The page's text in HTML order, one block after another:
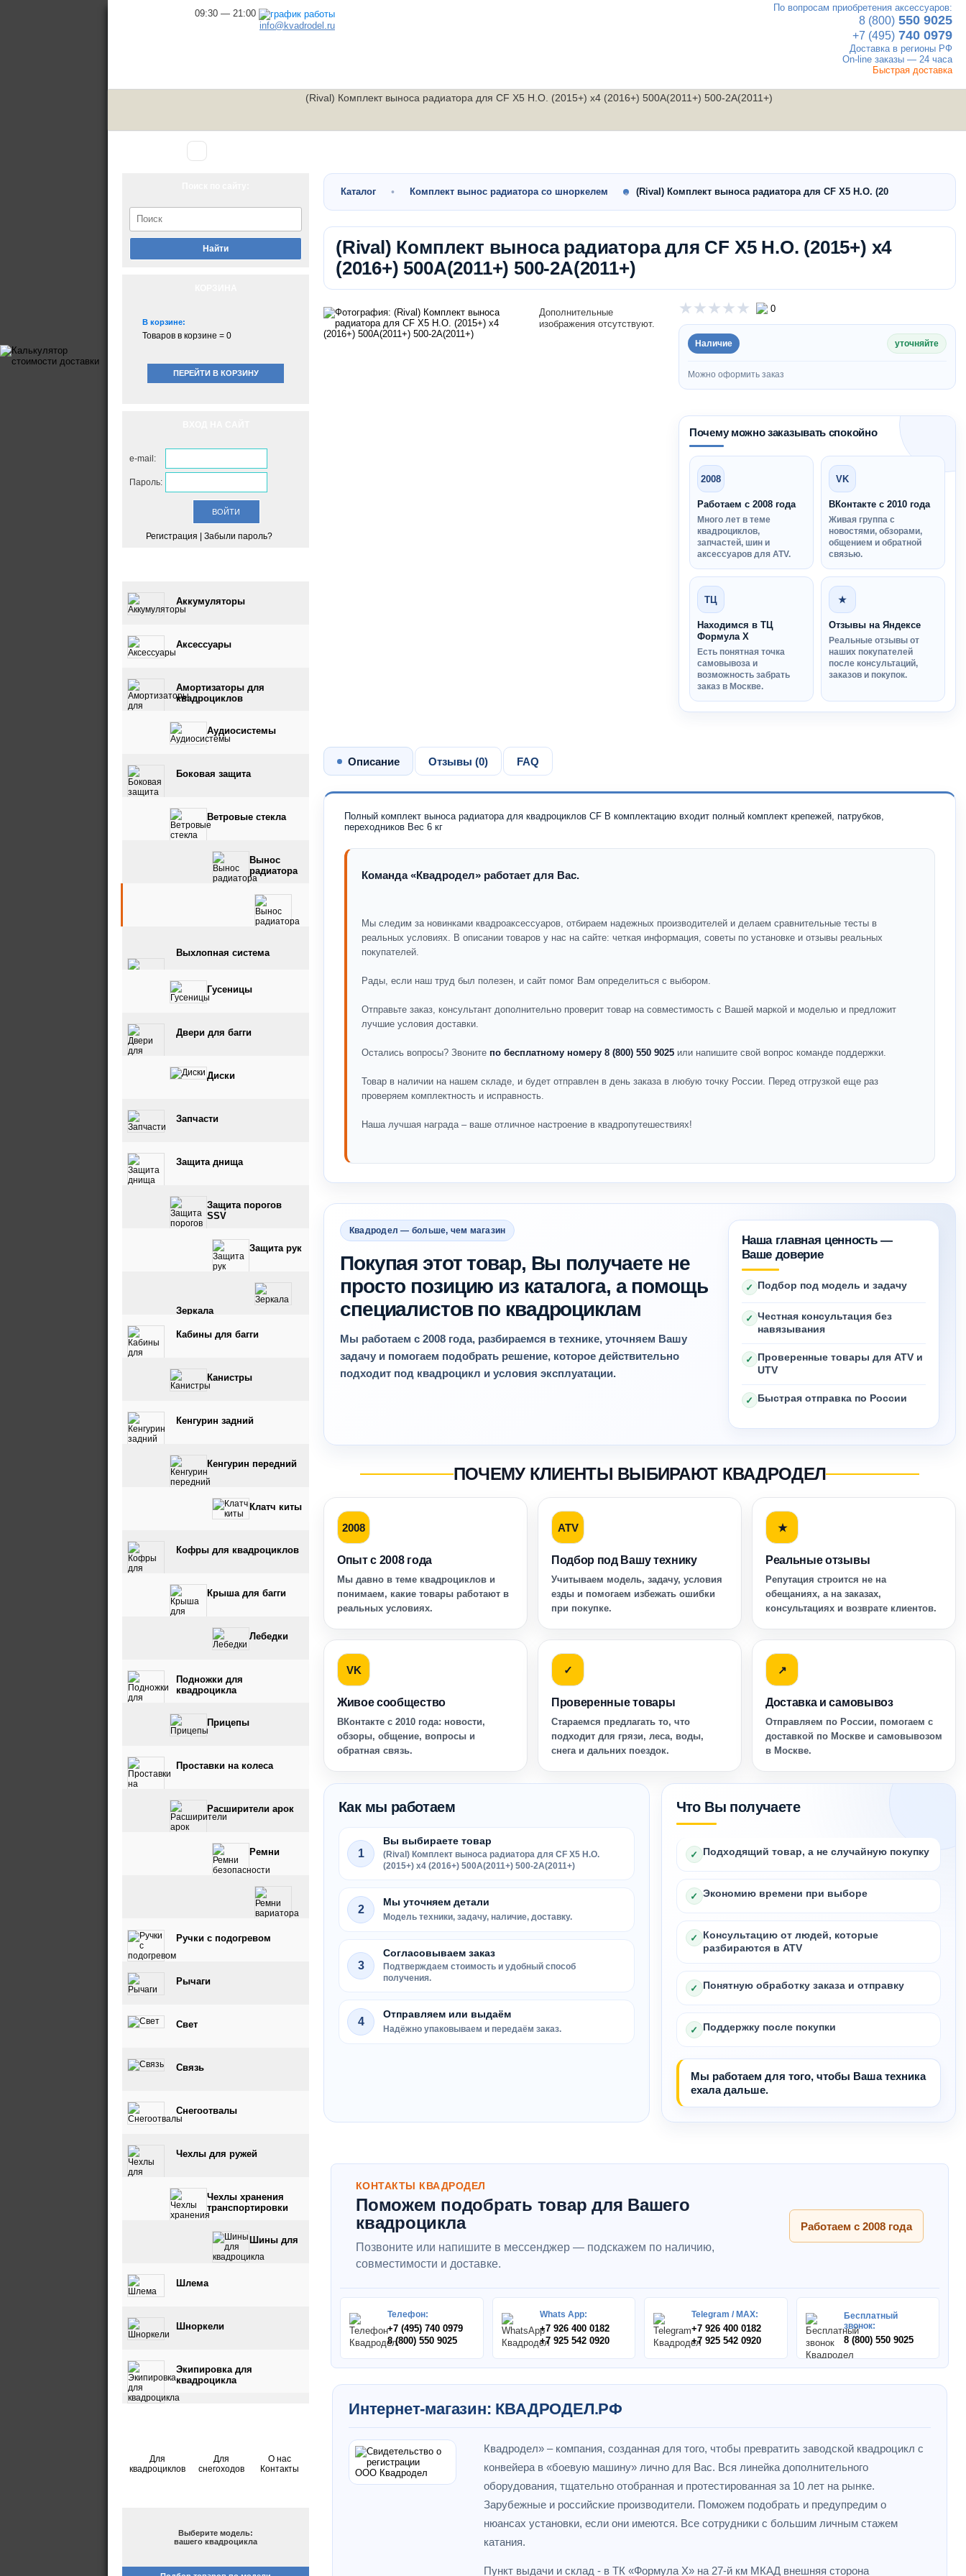
09:30 — 21:00
info@kvadrodel.ru
По вопросам приобретения аксессуаров:
8 (800) 550 9025
+7 (495) 740 0979
Доставка в регионы РФ
On-line заказы — 24 часа
Быстрая доставка
(Rival) Комплект выноса радиатора для CF X5 H.O. (2015+) x4 (2016+) 500A(2011+) 500-2A(2011+)
Найти
В корзине:
Товаров в корзине = 0
ПЕРЕЙТИ В КОРЗИНУ
e-mail:
Пароль:
Регистрация Забыли пароль?
Аккумуляторы
Аксессуары
Амортизаторы для
квадроциклов
Аудиосистемы
Боковая защита
Ветровые стекла
Вынос
радиатора
Вынос радиатора и
Выхлопная система
Гусеницы
Двери для багги
Диски
Запчасти
Защита днища
Защита порогов
SSV
Защита рук
Зеркала
Кабины для багги
Канистры
Кенгурин задний
Кенгурин передний
Клатч киты
Кофры для квадроциклов
Крыша для багги
Лебедки
Подножки для
квадроцикла
Прицепы
Проставки на колеса
Расширители арок
Ремни
Ручки с подогревом
Рычаги
Свет
Связь
Снегоотвалы
Чехлы для ружей
Чехлы хранения
транспортировки
Шины для
Шлема
Шноркели
Экипировка для
квадроцикла
Для
квадроциклов
Для
снегоходов
О нас
Контакты
Выберите модель:
вашего квадроцикла
Каталог Комплект вынос радиатора со шноркелем (Rival) Комплект выноса радиатора для CF X5 H.O. (2015+) x4 (2016+)
(Rival) Комплект выноса радиатора для CF X5 H.O. (2015+) x4
(2016+) 500A(2011+) 500-2A(2011+)
Дополнительные
изображения отсутствуют.
0
Наличие уточняйте
Можно оформить заказ
Почему можно заказывать спокойно
2008
Работаем с 2008 года
Много лет в теме
квадроциклов,
запчастей, шин и
аксессуаров для ATV.
VK
ВКонтакте с 2010 года
Живая группа с
новостями, обзорами,
общением и обратной
связью.
ТЦ
Находимся в ТЦ
Формула Х
Есть понятная точка
самовывоза и
возможность забрать
заказ в Москве.
★
Отзывы на Яндексе
Реальные отзывы от
наших покупателей
после консультаций,
заказов и покупок.
Описание Отзывы (0) FAQ
Полный комплект выноса радиатора для квадроциклов CF В комплектацию входит полный комплект крепежей, патрубков,
переходников Вес 6 кг
Команда «Квадродел» работает для Вас.
Мы следим за новинками квадроаксессуаров, отбираем надежных производителей и делаем сравнительные тесты в
реальных условиях. В описании товаров у нас на сайте: четкая информация, советы по установке и отзывы реальных
покупателей.
Рады, если наш труд был полезен, и сайт помог Вам определиться с выбором.
Отправьте заказ, консультант дополнительно проверит товар на совместимость с Вашей маркой и моделью и предложит
лучшие условия доставки.
Остались вопросы? Звоните по бесплатному номеру 8 (800) 550 9025 или напишите свой вопрос команде поддержки.
Товар в наличии на нашем складе, и будет отправлен в день заказа в любую точку России. Перед отгрузкой еще раз
проверяем комплектность и исправность.
Наша лучшая награда – ваше отличное настроение в квадропутешествиях!
Квадродел — больше, чем магазин
Покупая этот товар, Вы получаете не
просто позицию из каталога, а помощь
специалистов по квадроциклам
Мы работаем с 2008 года, разбираемся в технике, уточняем Вашу
задачу и помогаем подобрать решение, которое действительно
подходит под квадроцикл и условия эксплуатации.
Наша главная ценность —
Ваше доверие
✓ Подбор под модель и задачу
✓ Честная консультация без
навязывания
✓ Проверенные товары для ATV и
UTV
✓ Быстрая отправка по России
ПОЧЕМУ КЛИЕНТЫ ВЫБИРАЮТ КВАДРОДЕЛ
2008
Опыт с 2008 года
Мы давно в теме квадроциклов и
понимаем, какие товары работают в
реальных условиях.
ATV
Подбор под Вашу технику
Учитываем модель, задачу, условия
езды и помогаем избежать ошибки
при покупке.
★
Реальные отзывы
Репутация строится не на
обещаниях, а на заказах,
консультациях и возврате клиентов.
VK
Живое сообщество
ВКонтакте с 2010 года: новости,
обзоры, общение, вопросы и
обратная связь.
✓
Проверенные товары
Стараемся предлагать то, что
подходит для грязи, леса, воды,
снега и дальних поездок.
↗
Доставка и самовывоз
Отправляем по России, помогаем с
доставкой по Москве и самовывозом
в Москве.
Как мы работаем
1
Вы выбираете товар
(Rival) Комплект выноса радиатора для CF X5 H.O.
(2015+) x4 (2016+) 500A(2011+) 500-2A(2011+)
2
Мы уточняем детали
Модель техники, задачу, наличие, доставку.
3
Согласовываем заказ
Подтверждаем стоимость и удобный способ
получения.
4
Отправляем или выдаём
Надёжно упаковываем и передаём заказ.
Что Вы получаете
✓ Подходящий товар, а не случайную покупку
✓ Экономию времени при выборе
✓ Консультацию от людей, которые
разбираются в ATV
✓ Понятную обработку заказа и отправку
✓ Поддержку после покупки
Мы работаем для того, чтобы Ваша техника
ехала дальше.
КОНТАКТЫ КВАДРОДЕЛ
Поможем подобрать товар для Вашего
квадроцикла
Позвоните или напишите в мессенджер — подскажем по наличию,
совместимости и доставке.
Работаем с 2008 года
Телефон:
+7 (495) 740 0979
8 (800) 550 9025
Whats App:
+7 926 400 0182
+7 925 542 0920
Telegram / MAX:
+7 926 400 0182
+7 925 542 0920
Бесплатный
звонок:
8 (800) 550 9025
Интернет-магазин: КВАДРОДЕЛ.РФ
Квадродел» – компания, созданная для того, чтобы превратить заводской квадроцикл с
конвейера в «боевую машину» лично для Вас. Вся линейка дополнительного
оборудования, тщательно отобранная и протестированная за 10 лет на рынке.
Зарубежные и российские производители. Поможем подобрать и предупредим о
нюансах установки, если они имеются. Все сотрудники с большим личным стажем
катания.
Пункт выдачи и склад - в ТК «Формула X» на 27-й км МКАД внешняя сторона
×